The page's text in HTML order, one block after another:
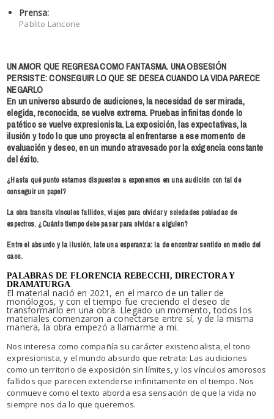
Prensa:
Pablito Lancone
UN AMOR QUE REGRESA COMO FANTASMA. UNA OBSESIÓN
PERSISTE: CONSEGUIR LO QUE SE DESEA CUANDO LA VIDA PARECE
NEGARLO
En un universo absurdo de audiciones, la necesidad de ser mirada,
elegida, reconocida, se vuelve extrema. Pruebas infinitas donde lo
patético se vuelve expresionista. La exposición, las expectativas, la
ilusión y todo lo que uno proyecta al enfrentarse a ese momento de
evaluación y deseo, en un mundo atravesado por la exigencia constante
del éxito.
¿Hasta qué punto estamos dispuestos a exponernos en una audición con tal de
conseguir un papel?
La obra transita vínculos fallidos, viajes para olvidar y soledades pobladas de
espectros. ¿Cuánto tiempo debe pasar para olvidar a alguien?
Entre el absurdo y la ilusión, late una esperanza: la de encontrar sentido en medio del
caos.
PALABRAS DE FLORENCIA REBECCHI, DIRECTORA Y
DRAMATURGA
El material nació en 2021, en el marco de un taller de
monólogos, y con el tiempo fue creciendo el deseo de
transformarlo en una obra. Llegado un momento, todos los
materiales comenzaron a conectarse entre sí, y de la misma
manera, la obra empezó a llamarme a mi.
Nos interesa como compañía su carácter existencialista, el tono
expresionista, y el mundo absurdo que retrata: Las audiciones
como un territorio de exposición sin límites, y los vínculos amorosos
fallidos que parecen extenderse infinitamente en el tiempo. Nos
conmueve como el texto aborda esa sensación de que la vida no
siempre nos da lo que queremos.